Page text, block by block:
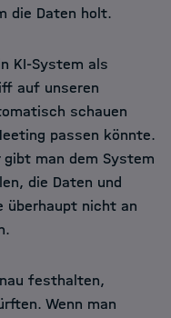
die Daten holt.
KI-System als
auf unseren
schauen
passen könnte.
man dem System
die Daten und
überhaupt nicht an
festhalten,
Wenn man